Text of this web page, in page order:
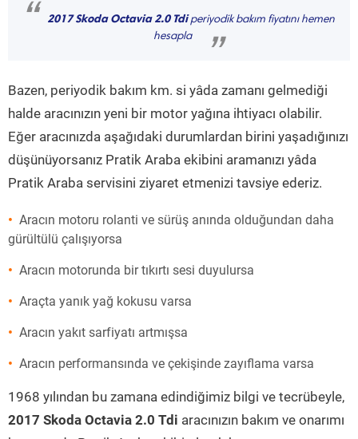
“ 2017 Skoda Octavia 2.0 Tdiperiyodik bakım fiyatını hemen
hesapla
”
Bazen, periyodik bakım km. si yâda zamanı gelmediği
halde aracınızın yeni bir motor yağına ihtiyacı olabilir.
Eğer aracınızda aşağıdaki durumlardan birini yaşadığınızı
düşünüyorsanız Pratik Araba ekibini aramanızı yâda
Pratik Araba servisini ziyaret etmenizi tavsiye ederiz.
Aracın motoru rolanti ve sürüş anında olduğundan daha
gürültülü çalışıyorsa
Aracın motorunda bir tıkırtı sesi duyulursa
Araçta yanık yağ kokusu varsa
Aracın yakıt sarfiyatı artmışsa
Aracın performansında ve çekişinde zayıflama varsa
1968 yılından bu zamana edindiğimiz bilgi ve tecrübeyle,
2017 Skoda Octavia 2.0 Tdi aracınızın bakım ve onarımı